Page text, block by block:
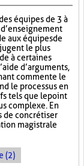
équipes de 3 à
aux équipes de
le plus
à certaines
d’arguments,
commente le
le processus en
tels que le point
complexe. En
de concrétiser
magistrale
(2)